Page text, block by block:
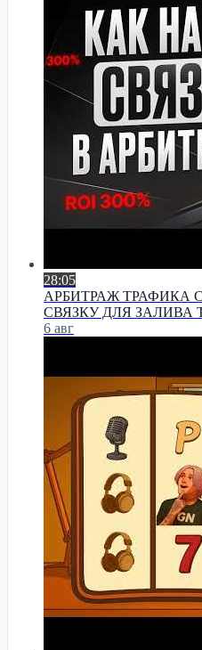
28:05
АРБИТРАЖ ТРАФИКА
СВЯЗКУ ДЛЯ ЗАЛИВА
6 авг